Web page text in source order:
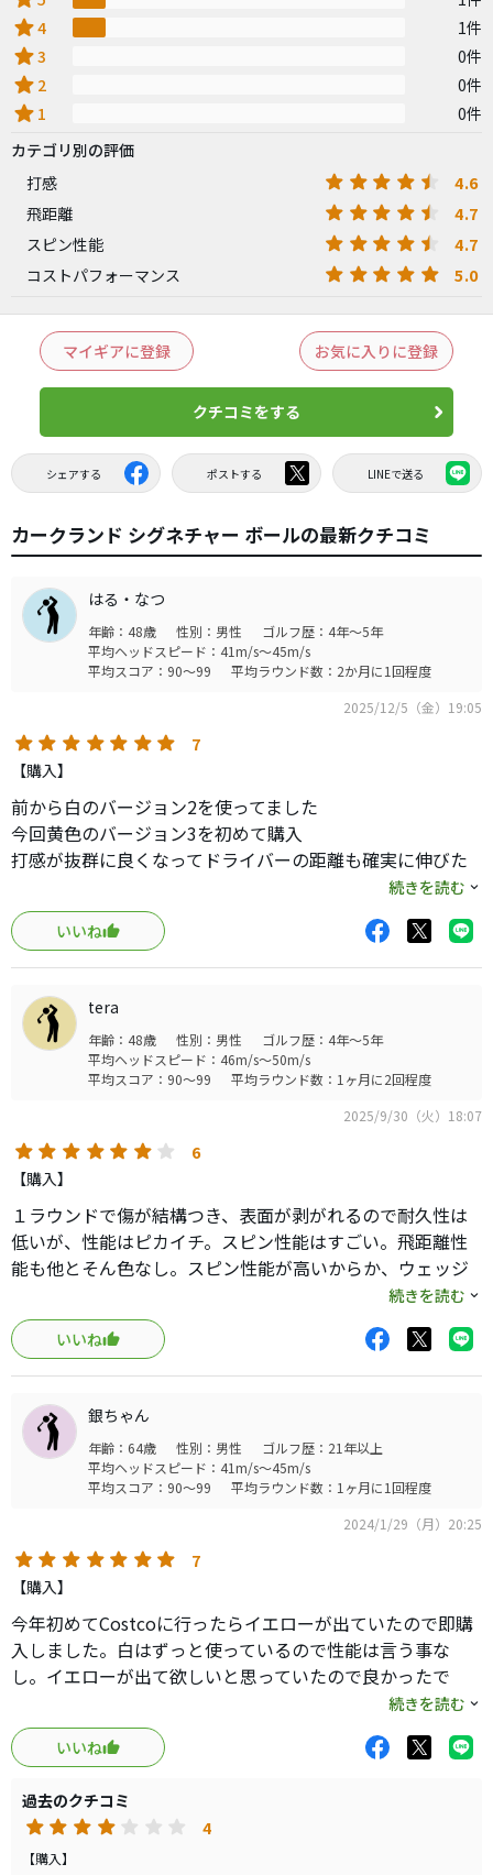
star4 1件
star3 0件
star 2 0件
star 1
0件
カテゴリ別の評価
打感
4.6
飛距離 4.7
スピン性能 4.7
コストパフォーマンス 5.0
マイギアに登録 お気に入りに登録
クチコミをする
シェアする ポストする LINEで送る
カークランド シグネチャー ボールの最新クチコミ
はる・なつ
年齢：48歳 性別：男性
ゴルフ歴：4年～5年
平均ヘッドスピード：41m/s～45m/s
平均スコア：90～99
平均ラウンド数：2か月に1回程度
2025/12/5（金）19:05
7
【購入】
前から白のバージョン2を使ってました
今回黄色のバージョン3を初めて購入
打感が抜群に良くなってドライバーの距離も確実に伸びた
スピンは下手なりの意見ですがバージョン2の方が凄かった
と思います
数年前より高くなったけどコスパ抜群で他の球を使う気に
なれない
続きを読む
いいね
tera
年齢：48歳 性別：男性
ゴルフ歴：4年～5年
平均ヘッドスピード：46m/s～50m/s
平均スコア：90～99
平均ラウンド数：1ヶ月に2回程度
2025/9/30（火）18:07
6
【購入】
１ラウンドで傷が結構つき、表面が剥がれるので耐久性は
低いが、性能はピカイチ。スピン性能はすごい。飛距離性
能も他とそん色なし。スピン性能が高いからか、ウェッジ
は少し飛ばない感じがする。コスパ抜群なので、今後この
ボール以外使わないと思います。
続きを読む
いいね
銀ちゃん
年齢：64歳 性別：男性
ゴルフ歴：21年以上
平均ヘッドスピード：41m/s～45m/s
平均スコア：90～99
平均ラウンド数：1ヶ月に1回程度
2024/1/29（月）20:25
7
【購入】
今年初めてCostcoに行ったらイエローが出ていたので即購
入しました。白はずっと使っているので性能は言う事な
し。イエローが出て欲しいと思っていたので良かったで
す！今後はイエロー一択かな！ラウンドが楽しみです。
続きを読む
いいね
過去のクチコミ
4
【購入】